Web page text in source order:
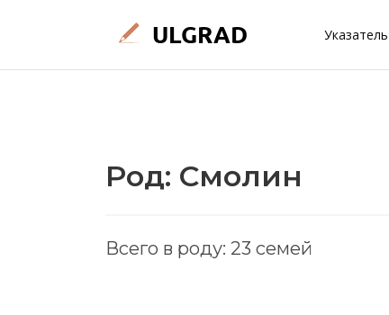
Род: Смолин
Всего в роду: 23 семей